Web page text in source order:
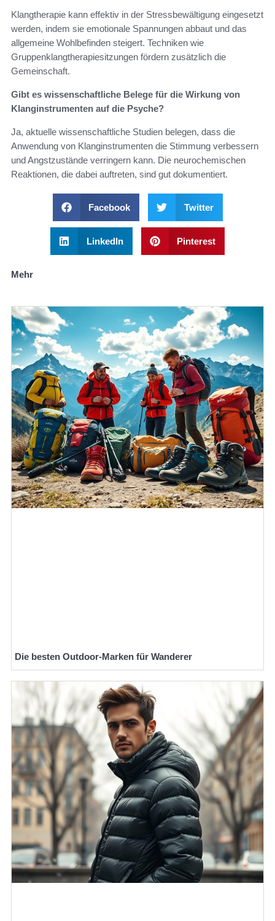
Klangtherapie kann effektiv in der Stressbewältigung eingesetzt
werden, indem sie emotionale Spannungen abbaut und das
allgemeine Wohlbefinden steigert. Techniken wie
Gruppenklangtherapiesitzungen fördern zusätzlich die
Gemeinschaft.
Gibt es wissenschaftliche Belege für die Wirkung von
Klanginstrumenten auf die Psyche?
Ja, aktuelle wissenschaftliche Studien belegen, dass die
Anwendung von Klanginstrumenten die Stimmung verbessern
und Angstzustände verringern kann. Die neurochemischen
Reaktionen, die dabei auftreten, sind gut dokumentiert.
Facebook Twitter
LinkedIn Pinterest
Mehr
Die besten Outdoor-Marken für Wanderer